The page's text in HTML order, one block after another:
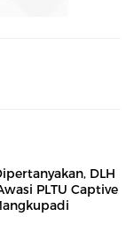
DLH
PLTU Captive